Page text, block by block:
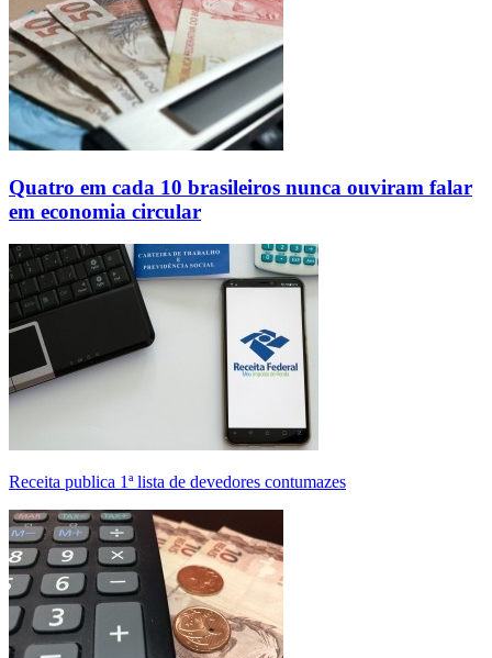
Quatro em cada 10 brasileiros nunca ouviram falar
em economia circular
Receita publica 1ª lista de devedores contumazes